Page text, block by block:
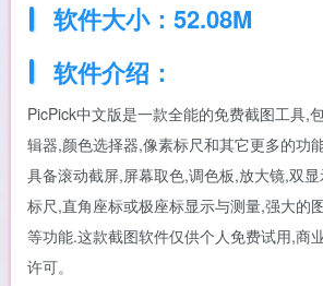
软件大小：52.08M
软件介绍：
PicPick中文版是一款全能的免费截图工具,
辑器,颜色选择器,像素标尺和其它更多的功
具备滚动截屏,屏幕取色,调色板,放大镜,双
标尺,直角座标或极座标显示与测量,强大的
等功能.这款截图软件仅供个人免费试用,商
许可。